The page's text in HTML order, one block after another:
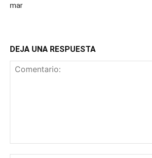
mar
DEJA UNA RESPUESTA